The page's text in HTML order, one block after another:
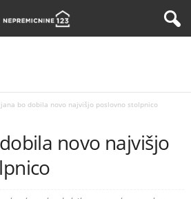
bo dobila novo najvišjo poslovno stolpnico
novo najvišjo